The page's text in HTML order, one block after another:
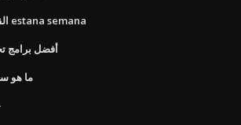
Tendencia القيام اليورو estana semana
أفضل برامج
ما هو